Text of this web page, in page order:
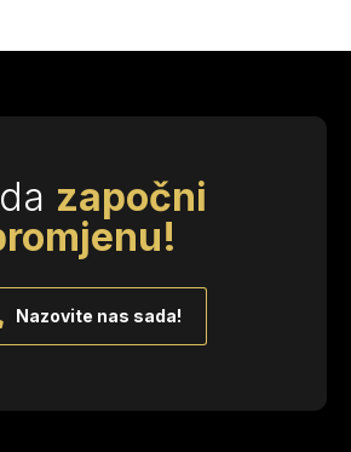
započni
Nazovite nas sada!